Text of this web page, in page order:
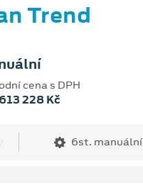
Trend
cena s DPH
613 228 Kč
6st. manuální